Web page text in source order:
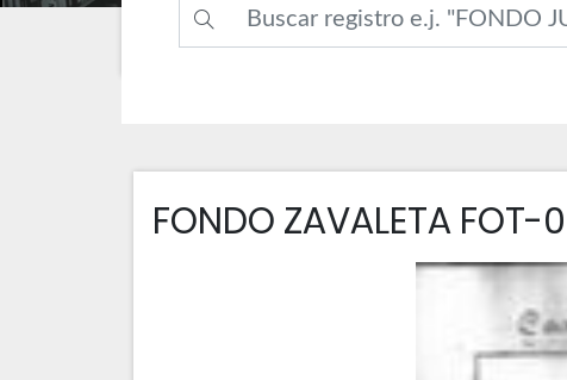
FONDO ZAVALETA